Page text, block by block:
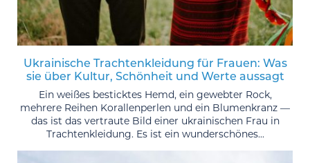
Ukrainische Trachtenkleidung für Frauen: Was
sie über Kultur, Schönheit und Werte aussagt
Ein weißes besticktes Hemd, ein gewebter Rock,
mehrere Reihen Korallenperlen und ein Blumenkranz —
das ist das vertraute Bild einer ukrainischen Frau in
Trachtenkleidung. Es ist ein wunderschönes...